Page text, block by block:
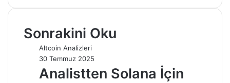
Sonrakini Oku
Altcoin Analizleri
30 Temmuz 2025
Analistten Solana İçin